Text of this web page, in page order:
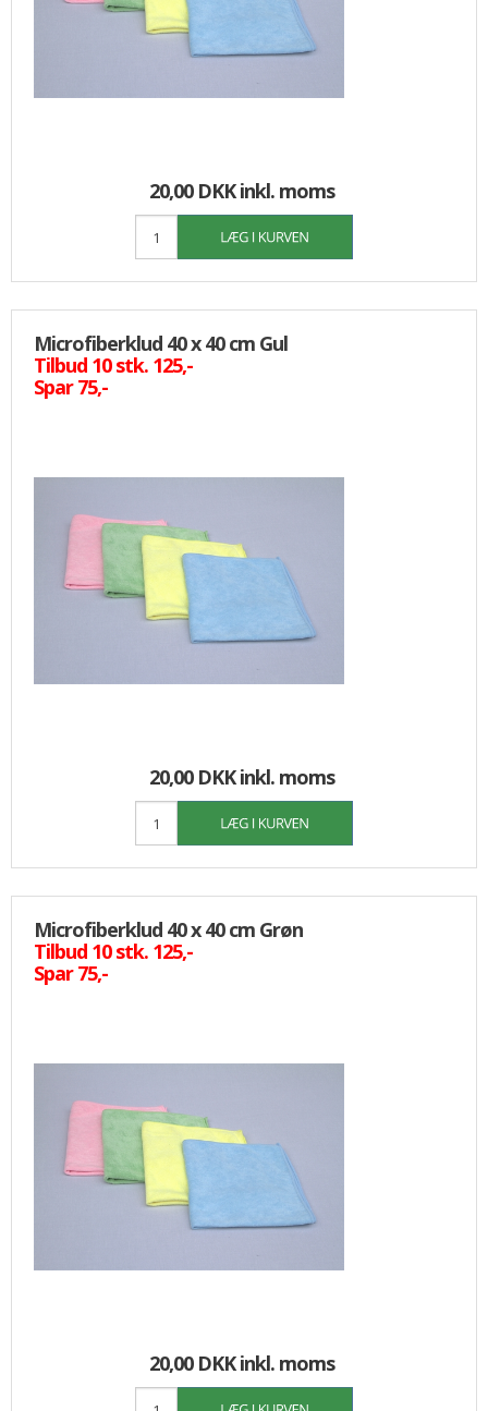
20,00 DKKinkl. moms
Microfiberklud 40 x 40 cm Gul
Tilbud 10 stk. 125,-
Spar 75,-
20,00 DKKinkl. moms
Microfiberklud 40 x 40 cm Grøn
Tilbud 10 stk. 125,-
Spar 75,-
20,00 DKKinkl. moms